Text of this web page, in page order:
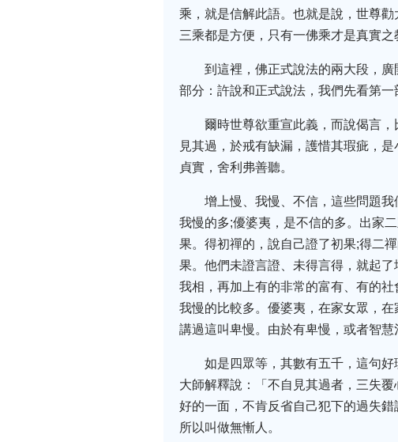
乘，就是信解此語。也就是說，世尊
三乘都是方便，只有一佛乘才是真實之
到這裡，佛正式說法的兩大段，
部分：許說和正式說法，我們先看第一
爾時世尊欲重宣此義，而說偈言
見其過，於戒有缺漏，護惜其瑕疵，
貞實，舍利弗善聽。
增上慢、我慢、不信，這些問題
我慢的多;優婆夷，是不信的多。出家
果。得初禪的，說自己證了初果;得二
果。他們未證言證、未得言得，就起
我相，再加上有的非常的富有、有的
我慢的比較多。優婆夷，在家女眾，
講過這叫卑慢。由於有卑慢，或者智
如是四眾等，其數有五千，這句
大師解釋說：「不自見其過者，三失
好的一面，不肯反省自己犯下的過失
所以叫做無慚人。